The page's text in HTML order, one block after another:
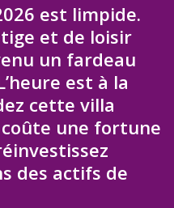
est limpide.
et de loisir
un fardeau
est à la
cette villa
une fortune
des actifs de